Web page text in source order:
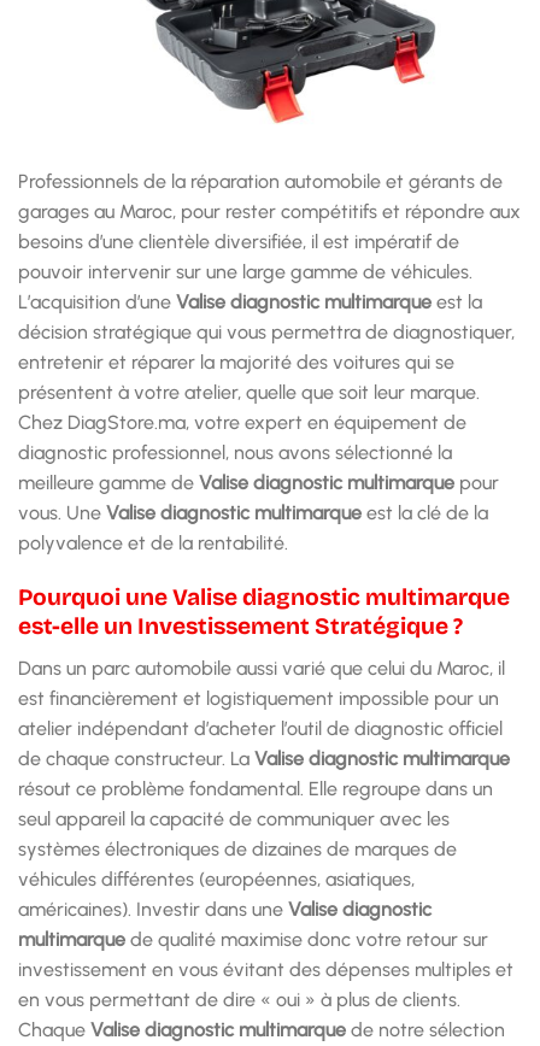
Professionnels de la réparation automobile et gérants de
garages au Maroc, pour rester compétitifs et répondre aux
besoins d’une clientèle diversifiée, il est impératif de
pouvoir intervenir sur une large gamme de véhicules.
L’acquisition d’une Valise diagnostic multimarque est la
décision stratégique qui vous permettra de diagnostiquer,
entretenir et réparer la majorité des voitures qui se
présentent à votre atelier, quelle que soit leur marque.
Chez DiagStore.ma, votre expert en équipement de
diagnostic professionnel, nous avons sélectionné la
meilleure gamme de Valise diagnostic multimarque pour
vous. Une Valise diagnostic multimarque est la clé de la
polyvalence et de la rentabilité.
Pourquoi une Valise diagnostic multimarque
est-elle un Investissement Stratégique ?
Dans un parc automobile aussi varié que celui du Maroc, il
est financièrement et logistiquement impossible pour un
atelier indépendant d’acheter l’outil de diagnostic officiel
de chaque constructeur. La Valise diagnostic multimarque
résout ce problème fondamental. Elle regroupe dans un
seul appareil la capacité de communiquer avec les
systèmes électroniques de dizaines de marques de
véhicules différentes (européennes, asiatiques,
américaines). Investir dans une Valise diagnostic
multimarque de qualité maximise donc votre retour sur
investissement en vous évitant des dépenses multiples et
en vous permettant de dire « oui » à plus de clients.
Chaque Valise diagnostic multimarque de notre sélection